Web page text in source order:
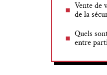
Vente de
de la
Quels
entre